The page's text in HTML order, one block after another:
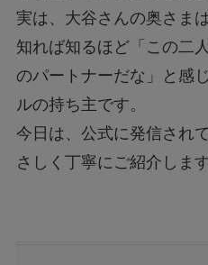
実は、大谷さんの奥さま
知れば知るほど「この二
のパートナーだな」と感
ルの持ち主です。
今日は、公式に発信され
さしく丁寧にご紹介します